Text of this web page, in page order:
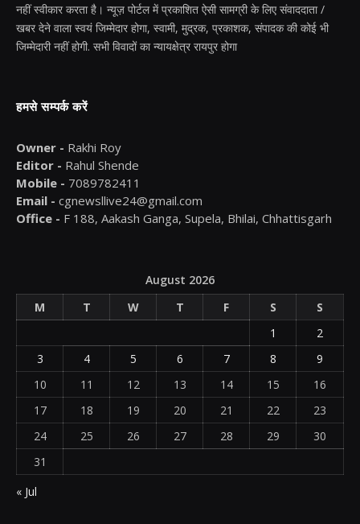
नहीं स्वीकार करता है। न्यूज़ पोर्टल में प्रकाशित ऐसी सामग्री के लिए संवाददाता /
खबर देने वाला स्वयं जिम्मेदार होगा, स्वामी, मुद्रक, प्रकाशक, संपादक की कोई भी
जिम्मेदारी नहीं होगी. सभी विवादों का न्यायक्षेत्र रायपुर होगा
हमसे सम्पर्क करें
Owner - Rakhi Roy
Editor - Rahul Shende
Mobile - 7089782411
Email - cgnewsllive24@gmail.com
Office - F 188, Aakash Ganga, Supela, Bhilai, Chhattisgarh
August 2026
M
T W T F S
S
1
2
3
4 5 6 7 8
9
10
11 12 13 14 15
16
17
18 19 20 21 22
23
24
25 26 27 28 29
30
31
« Jul